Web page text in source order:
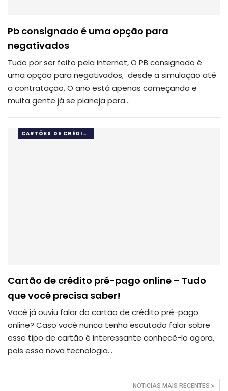
Pb consignado é uma opção para
negativados
Tudo por ser feito pela internet, O PB consignado é
uma opção para negativados, desde a simulação até
a contratação. O ano está apenas começando e
muita gente já se planeja para…
CARTÕES DE CRÉDITO
Cartão de crédito pré-pago online – Tudo
que você precisa saber!
Você já ouviu falar do cartão de crédito pré-pago
online? Caso você nunca tenha escutado falar sobre
esse tipo de cartão é interessante conhecê-lo agora,
pois essa nova tecnologia…
NOTICIAS MAIS RECENTES